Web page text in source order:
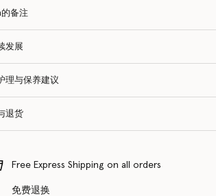
备注
发展
理与保养建议
退货
Free Express Shipping on all orders
免费退换